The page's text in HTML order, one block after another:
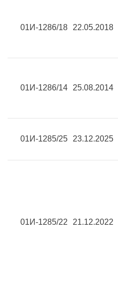
01И-1286/18 22.05.2018
01И-1286/14 25.08.2014
01И-1285/25 23.12.2025
01И-1285/22 21.12.2022